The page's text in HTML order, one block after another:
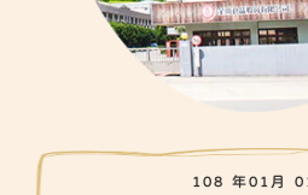
108 年01月